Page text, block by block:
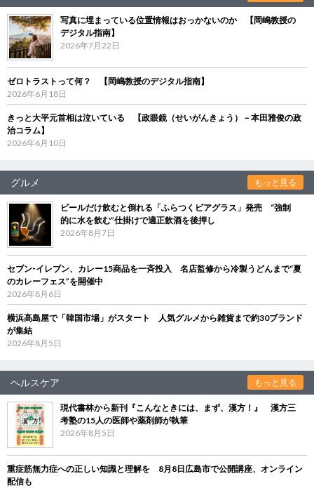
写真に埋まっている位置情報はおっかないのか 【岡嶋教授の
デジタル指南】
2026年7月22日
ゼロトラストって何？ 【岡嶋教授のデジタル指南】
2026年6月18日
きっと大平元首相は泣いている 【政眼鏡（せいがんきょう）－本田雅俊の政
治コラム】
2026年6月10日
グルメ もっと見る
ビールだけ飲むと倒れる「ふらつくビアグラス」発売 “強制
的に水を飲む”仕掛けで適正飲酒を後押し
2026年8月7日
セブン‐イレブン、カレー15商品を一斉投入 名店監修から冷製うどんまで“夏
のカレーフェス”を開催中
2026年8月6日
横浜高島屋で「韓国市場」がスタート 人気グルメから雑貨まで約30ブランド
が集結
2026年8月5日
ヘルスケア もっと見る
現代書林から新刊『こんなときには、まず、漢方！』 漢方三
考塾の15人の医師や薬剤師が執筆
2026年8月5日
重症筋無力症への正しい知識と理解を 8月8日広島市で公開講座、オンライン
配信も